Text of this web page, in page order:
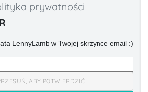
prywatności
LennyLamb w Twojej skrzynce email :)
ABY POTWIERDZIĆ